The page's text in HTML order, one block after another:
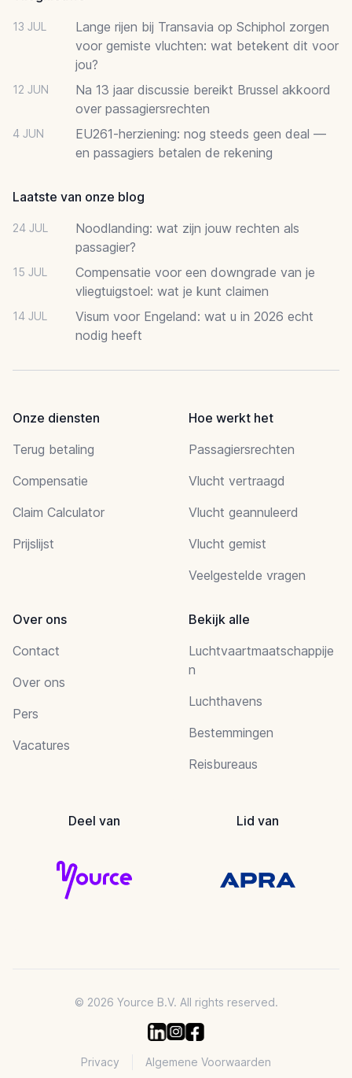
13 JUL
Lange rijen bij Transavia op Schiphol zorgen
voor gemiste vluchten: wat betekent dit voor
jou?
12 JUN
Na 13 jaar discussie bereikt Brussel akkoord
over passagiersrechten
4 JUN
EU261-herziening: nog steeds geen deal —
en passagiers betalen de rekening
Laatste van onze blog
24 JUL
Noodlanding: wat zijn jouw rechten als
passagier?
15 JUL
Compensatie voor een downgrade van je
vliegtuigstoel: wat je kunt claimen
14 JUL
Visum voor Engeland: wat u in 2026 echt
nodig heeft
Onze diensten
Terug betaling
Compensatie
Claim Calculator
Prijslijst
Hoe werkt het
Passagiersrechten
Vlucht vertraagd
Vlucht geannuleerd
Vlucht gemist
Veelgestelde vragen
Over ons
Contact
Over ons
Pers
Vacatures
Bekijk alle
Luchtvaartmaatschappije
n
Luchthavens
Bestemmingen
Reisbureaus
Deel van Lid van
© 2026 Yource B.V. All rights reserved.
Privacy Algemene Voorwaarden